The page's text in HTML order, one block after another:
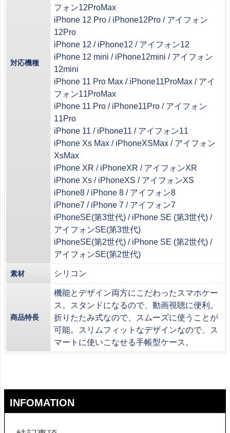
対応機種
フォン12ProMax
iPhone 12 Pro / iPhone12Pro / アイフォン
12Pro
iPhone 12 / iPhone12 / アイフォン12
iPhone 12 mini / iPhone12mini / アイフォン
12mini
iPhone 11 Pro Max / iPhone11ProMax / アイ
フォン11ProMax
iPhone 11 Pro / iPhone11Pro / アイフォン
11Pro
iPhone 11 / iPhone11 / アイフォン11
iPhone Xs Max / iPhoneXSMax / アイフォン
XsMax
iPhone XR / iPhoneXR / アイフォンXR
iPhone Xs / iPhoneXS / アイフォンXS
iPhone8 / iPhone 8 / アイフォン8
iPhone7 / iPhone 7 / アイフォン7
iPhoneSE(第3世代) / iPhone SE (第3世代) /
アイフォンSE(第3世代)
iPhoneSE(第2世代) / iPhone SE (第2世代) /
アイフォンSE(第2世代)
素材 シリコン
商品特長
機能とデザイン両方にこだわったスマホケー
ス。スタンドになるので、動画視聴に便利。
折りたたみ式なので、スムーズに使うことが
可能。スリムフィットなデザインなので、ス
マートに使いこなせる手帳型ケース。
INFOMATION